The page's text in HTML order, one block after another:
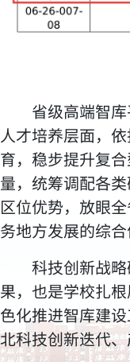
省级高端智
人才培养层面，
育，稳步提升复
量，统筹调配各
区位优势，放眼
务地方发展的综合
科技创新战
果，也是学校扎
色化推进智库建
北科技创新迭代